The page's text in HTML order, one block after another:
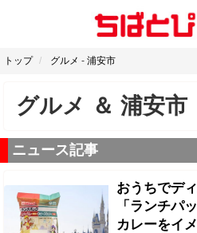
トップ グルメ - 浦安市
グルメ ＆ 浦安市
ニュース記事
おうちでデ
「ランチパ
カレーをイ